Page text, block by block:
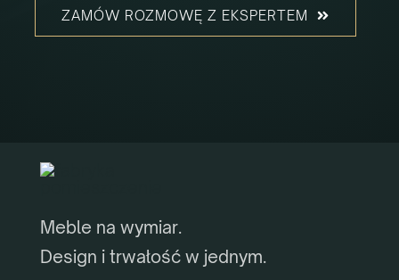
ZAMÓW ROZMOWĘ Z EKSPERTEM
Meble na wymiar.
Design i trwałość w jednym.